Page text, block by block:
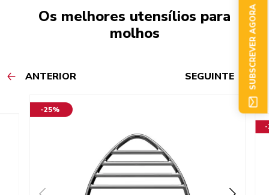
Os melhores utensílios para
molhos
ANTERIOR SEGUINTE
-25%
-
SUBSCREVER AGORA